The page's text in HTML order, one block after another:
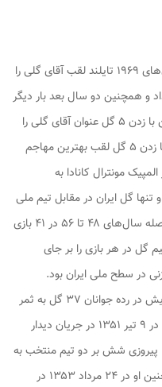
وی به همراه تیم ملی جوانان ایران در بازی‌های ۱۹۶۹ تایلند لقب آقای گلی را
اختصاص داد و همچنین دو سال بعد بار دیگر
در بازی‌های جوانان آسیا این بار در فیلیپین با زدن ۵ گل عنوان آقای گلی را
به دست آورد. در بازی‌های آسیایی تهران با زدن ۵ گل لقب بهترین مهاجم
وی در المپیک مونترال کانادا به
گل ایران در مقابل تیم ملی
فوتبال کوبا را به ثمر رساند. مظلومی در فاصله سال‌های ۴۸ تا ۵۶ در ۴۱ بازی
نیم گل در هر بازی را بر جای
گلزنی در سطح ملی ایران بود.
همچنین وی در رده ملی با احتساب گل‌هایش در رده جوانان ۳۷ گل به ثمر
در ۹ تیر ۱۳۵۱ در جریان دیدار
پیروزی شش بر دو تیم منتخب به
همچنین او در ۲۴ مرداد ۱۳۵۳ در